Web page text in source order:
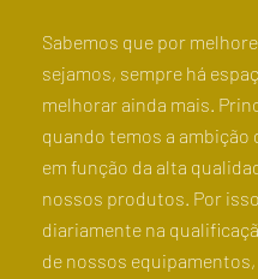
Sabemos que por
sejamos, sempre há
melhorar ainda mais.
quando temos a ambição
em função da alta
nossos produtos. Por
diariamente na
de nossos